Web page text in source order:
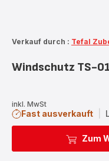
Verkauf durch : Tefal
Windschutz TS-
inkl. MwSt
Fast ausverkauft
Zum